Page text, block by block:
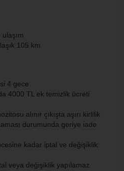
105 km
4 gece
4000 TL ek temizlik ücreti
alınır çıkışta aşırı kirlilik
durumunda geriye iade
kadar iptal ve değişiklik
veya değişiklik yapılamaz